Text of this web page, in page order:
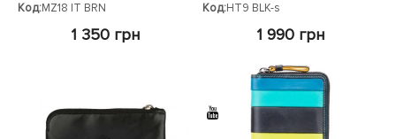
Код:MZ18 IT BRN
1 350 грн
Код:HT9 BLK-s
1 990 грн